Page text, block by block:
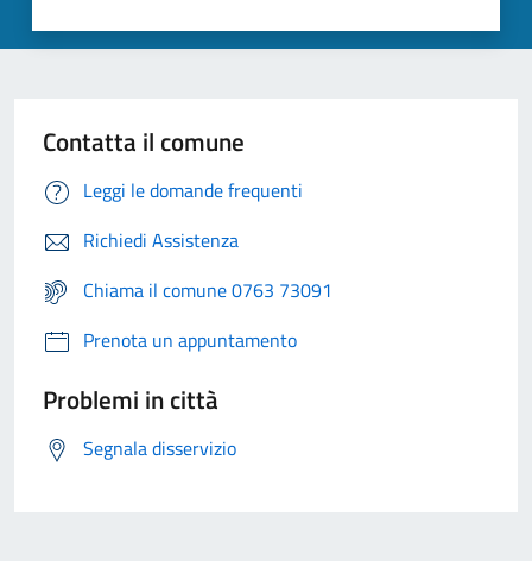
Contatta il comune
Leggi le domande frequenti
Richiedi Assistenza
Chiama il comune 0763 73091
Prenota un appuntamento
Problemi in città
Segnala disservizio